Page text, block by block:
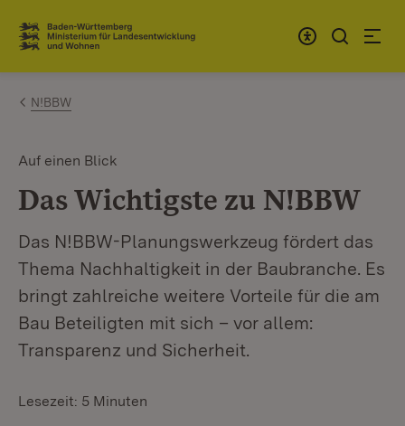
Zum Inhalt springen
Link zur Startseite
N!BBW
Auf einen Blick
Das Wichtigste zu N!BBW
Das N!BBW-Planungswerkzeug fördert das
Thema Nachhaltigkeit in der Baubranche. Es
bringt zahlreiche weitere Vorteile für die am
Bau Beteiligten mit sich – vor allem:
Transparenz und Sicherheit.
Lesezeit: 5 Minuten